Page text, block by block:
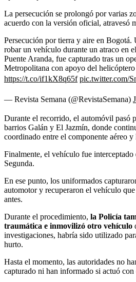
La persecución se prolongó por varias
acuerdo con la versión oficial, atravesó
Persecución por tierra y aire en Bogotá.
robar un vehículo durante un atraco en
Puente Aranda, fue capturado tras un
Metropolitana con apoyo del
https://t.co/if1kX8q65f pic.twitter.com/
— Revista Semana (@RevistaSemana)
Durante el recorrido, el automóvil pasó
barrios Galán y El Jazmín, donde
coordinado entre el componente aéreo
Finalmente, el vehículo fue interceptado
Segunda.
En ese punto, los uniformados
automotor y recuperaron el vehículo
antes.
Durante el procedimiento, la Policía
traumática e inmovilizó otro vehículo
investigaciones, habría sido utilizado
hurto.
Hasta el momento, las autoridades no
capturado ni han informado si actuó